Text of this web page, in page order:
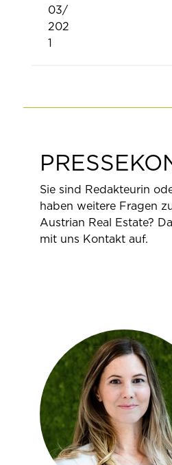
03/
202
1
Sie sind Redakteurin
haben weitere Fragen
Austrian Real Estate?
mit uns Kontakt auf.